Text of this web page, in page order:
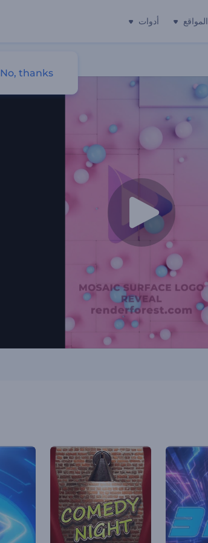
المواقع أدوات
No, thanks